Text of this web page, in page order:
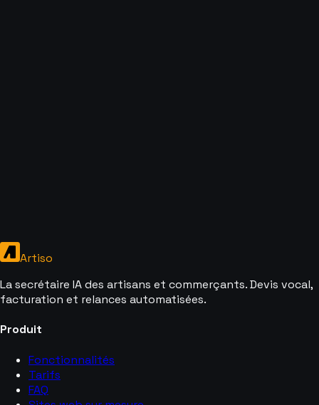
Artiso
La secrétaire IA des artisans et commerçants. Devis vocal,
facturation et relances automatisées.
Produit
Fonctionnalités
Tarifs
FAQ